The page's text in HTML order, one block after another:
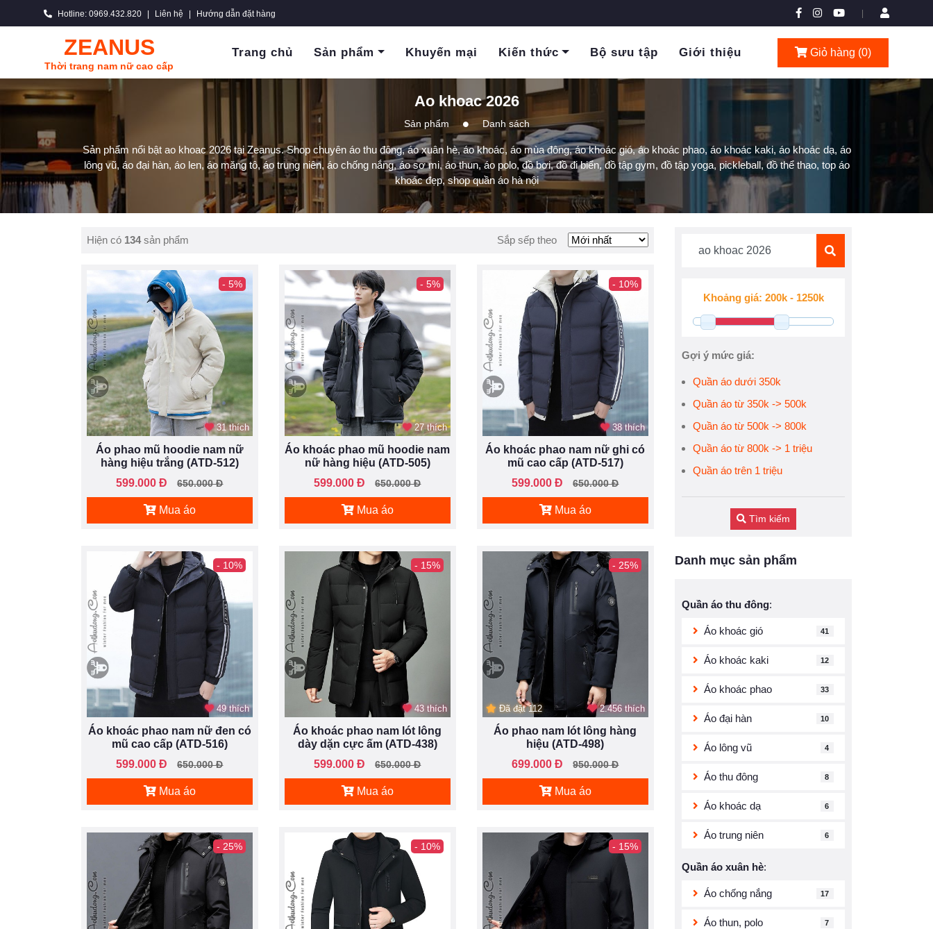
Hotline: 0969.432.820 Liên hệ Hướng dẫn đặt hàng
ZEANUS
Thời trang nam nữ cao cấp
Trang chủ Sản phẩm Khuyến mại Kiến thức Bộ sưu tập Giới thiệu Giỏ hàng (0)
Ao khoac 2026
Sản phẩm Danh sách
Sản phẩm nổi bật ao khoac 2026 tại Zeanus. Shop chuyên áo thu đông, áo xuân hè, áo khoác, áo mùa đông, áo khoác gió, áo khoác phao, áo khoác kaki, áo khoác dạ, áo
lông vũ, áo đại hàn, áo len, áo măng tô, áo trung niên, áo chống nắng, áo sơ mi, áo thun, áo polo, đồ bơi, đồ đi biển, đồ tập gym, đồ tập yoga, pickleball, đồ thể thao, top áo
khoác đẹp, shop quần áo hà nội
Hiện có 134sản phẩm Sắp sếp theo
- 5%
31 thích
Áo phao mũ hoodie nam nữ
hàng hiệu trắng (ATD-512)
599.000 Đ
650.000 Đ
Mua áo
- 5%
27 thích
Áo khoác phao mũ hoodie nam
nữ hàng hiệu (ATD-505)
599.000 Đ
650.000 Đ
Mua áo
- 10%
38 thích
Áo khoác phao nam nữ ghi có
mũ cao cấp (ATD-517)
599.000 Đ
650.000 Đ
Mua áo
- 10%
49 thích
Áo khoác phao nam nữ đen có
mũ cao cấp (ATD-516)
599.000 Đ
650.000 Đ
Mua áo
- 15%
43 thích
Áo khoác phao nam lót lông
dày dặn cực ấm (ATD-438)
599.000 Đ
650.000 Đ
Mua áo
- 25%
Đã đặt 112 2.456 thích
Áo phao nam lót lông hàng
hiệu (ATD-498)
699.000 Đ
950.000 Đ
Mua áo
- 25% - 10% - 15%
Gợi ý mức giá:
Quần áo dưới 350k
Quần áo từ 350k -> 500k
Quần áo từ 500k -> 800k
Quần áo từ 800k -> 1 triệu
Quần áo trên 1 triệu
Tìm kiếm
Danh mục sản phẩm
Quần áo thu đông:
Áo khoác gió 41
Áo khoác kaki 12
Áo khoác phao 33
Áo đại hàn 10
Áo lông vũ 4
Áo thu đông 8
Áo khoác dạ 6
Áo trung niên 6
Quần áo xuân hè:
Áo chống nắng 17
Áo thun, polo 7